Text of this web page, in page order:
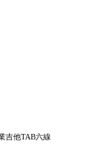
吉他TAB六線